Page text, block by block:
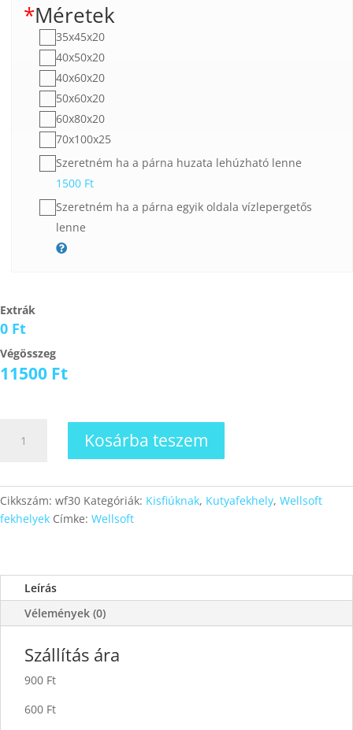
*Méretek
35x45x20
40x50x20
40x60x20
50x60x20
60x80x20
70x100x25
Szeretném ha a párna huzata lehúzható lenne
1500 Ft
Szeretném ha a párna egyik oldala vízlepergetős
lenne
Extrák
0 Ft
Végösszeg
11500 Ft
fekhely
Kosárba teszem
Cikkszám: wf30 Kategóriák: Kisfiúknak, Kutyafekhely, Wellsoft
fekhelyek Címke: Wellsoft
Leírás
Vélemények (0)
Szállítás ára
900 Ft
600 Ft